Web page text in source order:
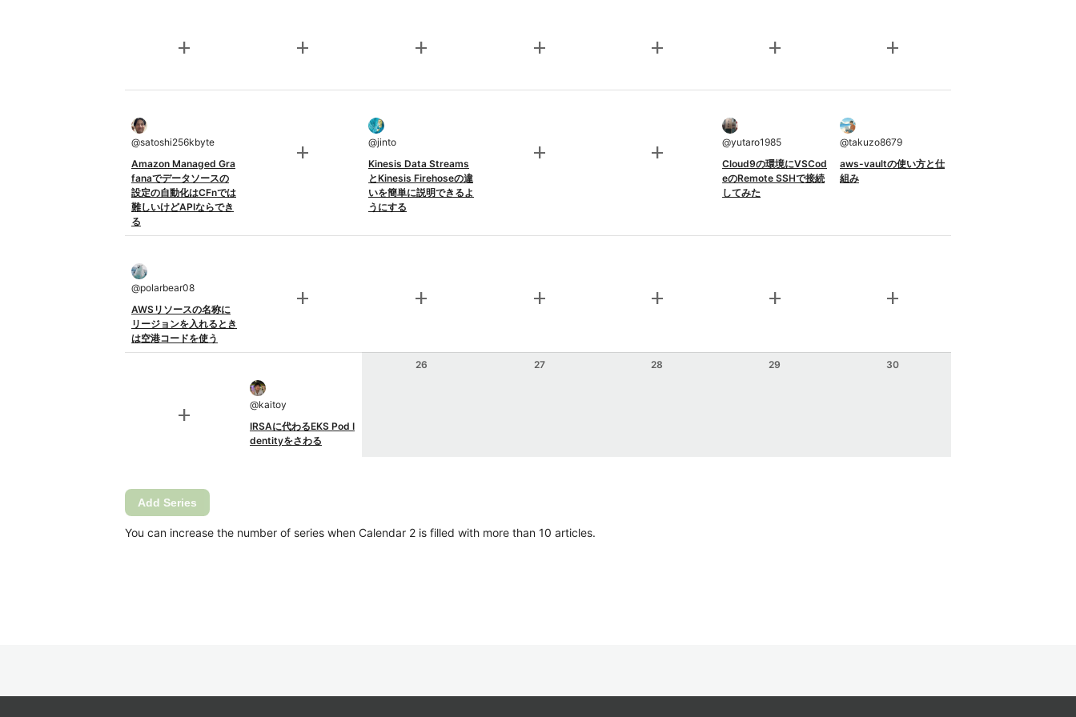
add add add add add add add
@satoshi256kbyte
Amazon Managed Gra
fanaでデータソースの
設定の自動化はCFnでは
難しいけどAPIならでき
る
add @jinto
Kinesis Data Streams
とKinesis Firehoseの違
いを簡単に説明できるよ
うにする
add add @yutaro1985
Cloud9の環境にVSCod
eのRemote SSHで接続
してみた
@takuzo8679
aws-vaultの使い方と仕
組み
@polarbear08
AWSリソースの名称に
リージョンを入れるとき
は空港コードを使う
add add add add add add
add @kaitoy
IRSAに代わるEKS Pod I
dentityをさわる
26 27 28 29 30
Add Series
You can increase the number of series when Calendar 2 is filled with more than 10 articles.